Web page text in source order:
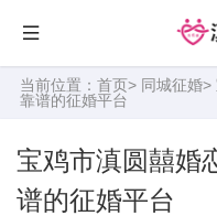
当前位置： 首页> 同城征婚>
靠谱的征婚平台
宝鸡市滇圆囍婚
谱的征婚平台